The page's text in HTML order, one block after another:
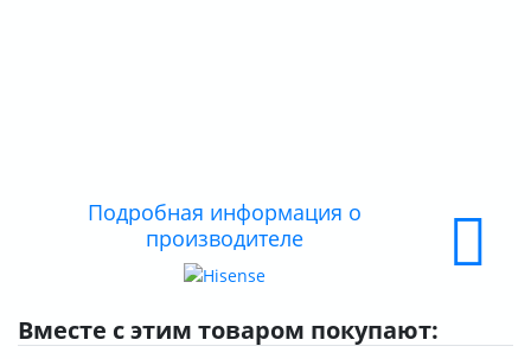
Подробная информация о
производителе
Вместе с этим товаром покупают: